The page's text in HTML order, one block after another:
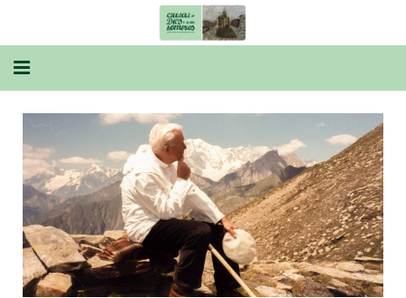
INICIO
EL TRABAJO Y LA TIERRA
MATRIMONIO Y FAMILIA
ECONOMÍA
POLÍTICA